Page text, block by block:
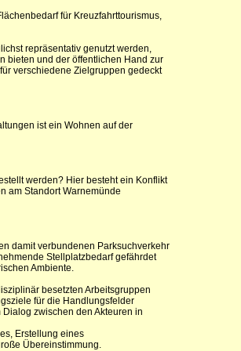
für Kreuzfahrttourismus,
repräsentativ genutzt werden,
bieten und der öffentlichen Hand zur
verschiedene Zielgruppen gedeckt
ist ein Wohnen auf der
werden? Hier besteht ein Konflikt
am Standort Warnemünde
damit verbundenen Parksuchverkehr
Stellplatzbedarf gefährdet
Ambiente.
besetzten Arbeitsgruppen
für die Handlungsfelder
Dialog zwischen den Akteuren in
Erstellung eines
Übereinstimmung.